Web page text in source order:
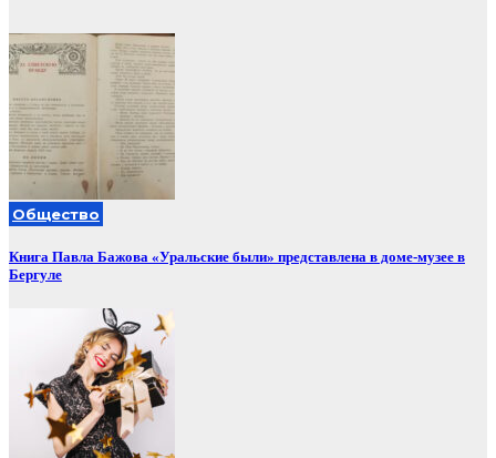
Общество
Книга Павла Бажова «Уральские были» представлена в доме-музее в
Бергуле